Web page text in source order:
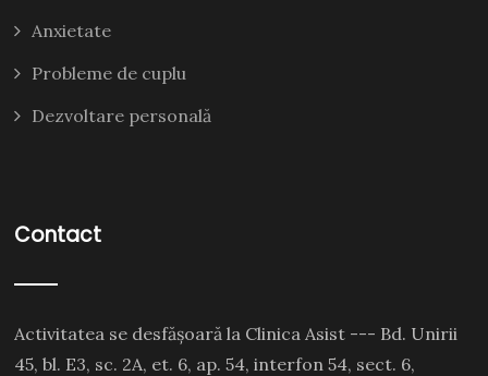
Anxietate
Probleme de cuplu
Dezvoltare personală
Contact
Activitatea se desfășoară la Clinica Asist --- Bd. Unirii
45, bl. E3, sc. 2A, et. 6, ap. 54, interfon 54, sect. 6,